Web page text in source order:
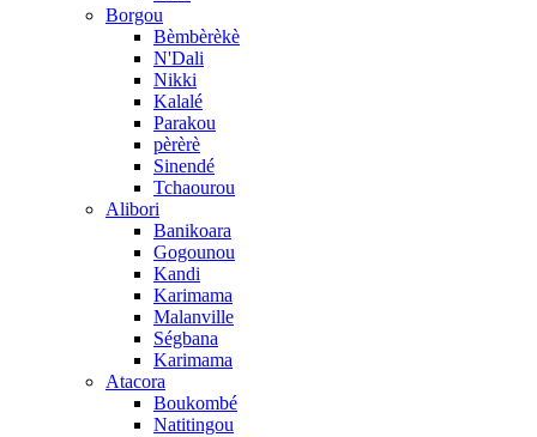
Borgou
Bèmbèrèkè
N'Dali
Nikki
Kalalé
Parakou
pèrèrè
Sinendé
Tchaourou
Alibori
Banikoara
Gogounou
Kandi
Karimama
Malanville
Ségbana
Karimama
Atacora
Boukombé
Natitingou